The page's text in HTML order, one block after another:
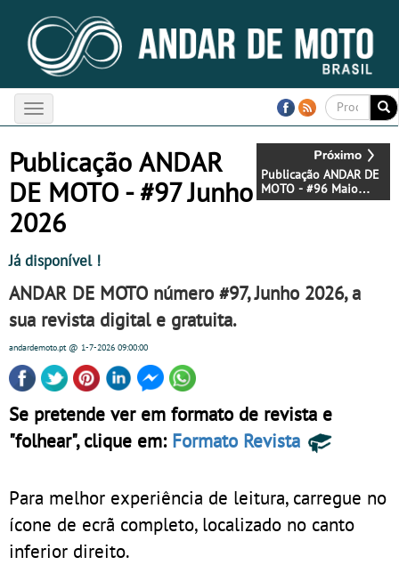
Toggle
navigation
Publicação ANDAR DE
MOTO - #96 Maio
2026 - Já disponível !
Publicação ANDAR
DE MOTO - #97 Junho
2026
Já disponível !
ANDAR DE MOTO número #97,Junho 2026, a
sua revista digital e gratuita.
andardemoto.pt@ 1-7-2026 09:00:00
Se pretende ver em formato de revista e
"folhear", clique em: Formato Revista
Para melhor experiência de leitura, carregue no
ícone de ecrã completo, localizado no canto
inferior direito.